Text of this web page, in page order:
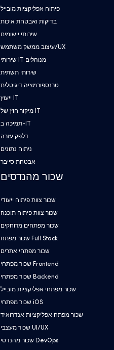
פיתוח אפליקציות מובייל
בדיקות ואבטחת איכות
שירותי יישומים
עיצוב ממשק משתמש/UX
שירותי IT מנוהלים
שירותי תשתית
טרנספורמציה דיגיטלית
ייעוץ IT
מיקור חוץ של IT
תמיכה ב-IT
דלפק עזרה
ניתוח נתונים
אבטחת סייבר
שכור מהנדסים
שכור צוות פיתוח ייעודי
שכור צוות פיתוח תוכנה
שכור מפתחים מרוחקים
שכור מפתח Full Stack
שכור מפתחי אתרים
שכור מפתחי Frontend
שכור מפתחי Backend
שכור מפתחי אפליקציות מובייל
שכור מפתחי iOS
שכור מפתח אפליקציות אנדרואיד
שכור מעצבי UI/UX
שכור מהנדסי DevOps